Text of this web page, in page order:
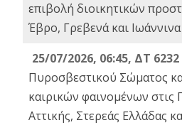
επιβολή διοικητικών
Έβρο, Γρεβενά και Ιωάννινα
25/07/2026, 06:45, ΔΤ 6232
Πυροσβεστικού Σώματος
καιρικών φαινομένων στις
Αττικής, Στερεάς Ελλάδας